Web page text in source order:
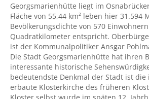
Georgsmarienhütte liegt im
Fläche von 55,44 km² leben hier 31.594
Bevölkerungsdichte von 570
Quadratkilometer entspricht.
ist der Kommunalpolitiker Ansgar
Die Stadt Georgsmarienhütte hat ihren
interessante historische
bedeutendste Denkmal der Stadt ist die
erbaute Klosterkirche des früheren
Kloster selbst wurde im späten 12.